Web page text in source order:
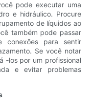
pode executar uma
e hidráulico. Procure
de líquidos ao
também pode passar
para sentir
Se você notar
-los por um profissional
e evitar problemas